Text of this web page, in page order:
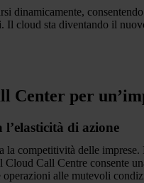
dinamicamente,
Il cloud sta diventando il
Center per
di azione
la competitività delle
Cloud Call Centre consente
alle mutevoli